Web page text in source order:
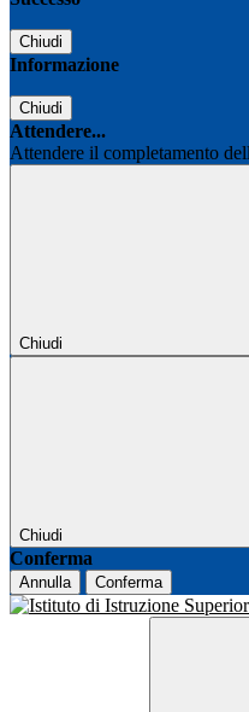
Chiudi
Informazione
Chiudi
Attendere...
Attendere il completamento
Chiudi
Chiudi
Conferma
Annulla Conferma